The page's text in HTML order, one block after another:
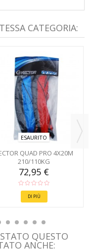
CATEGORIA:
ESAURITO
QUAD PRO 4X20M
210/110KG
72,95 €
DI PIÙ
QUESTO
ANCHE: